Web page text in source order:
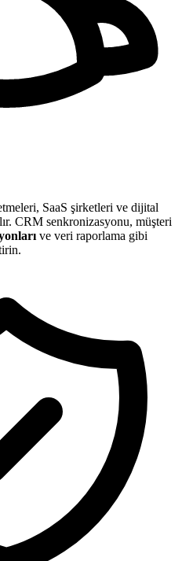
SaaS şirketleri ve dijital
CRM senkronizasyonu, müşteri
ve veri raporlama gibi